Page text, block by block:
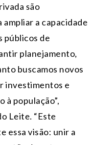
são
a capacidade
públicos de
planejamento,
buscamos novos
investimentos e
à população”,
Leite. “Este
essa visão: unir a